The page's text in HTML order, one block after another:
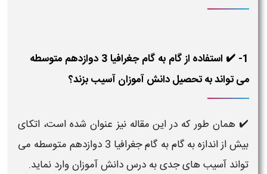
1- ✔️ استفاده از گام به گام جغرافیا 3 دوازدهم متوسطه
می تواند به تحصیل دانش آموزان آسیب بزند؟
✔️ همان طور که در این مقاله نیز عنوان شده است، اتکای
بیش از اندازه به گام به گام جغرافیا 3 دوازدهم متوسطه می
تواند آسیب های جدی به درس دانش آموزان وارد نماید.